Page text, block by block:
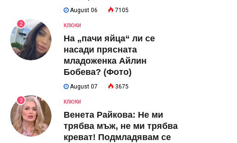
August 06 7105
2 КЛЮКИ
На „пачи яйца“ ли се
насади прясната
младоженка Айлин
Бобева? (Фото)
August 07 3675
3 КЛЮКИ
Венета Райкова: Не ми
трябва мъж, не ми трябва
креват! Подмладявам се